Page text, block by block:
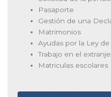
Pasaporte
Gestión de una
Matrimonios
Ayudas por la Ley
Trabajo en el
Matriculas escolares